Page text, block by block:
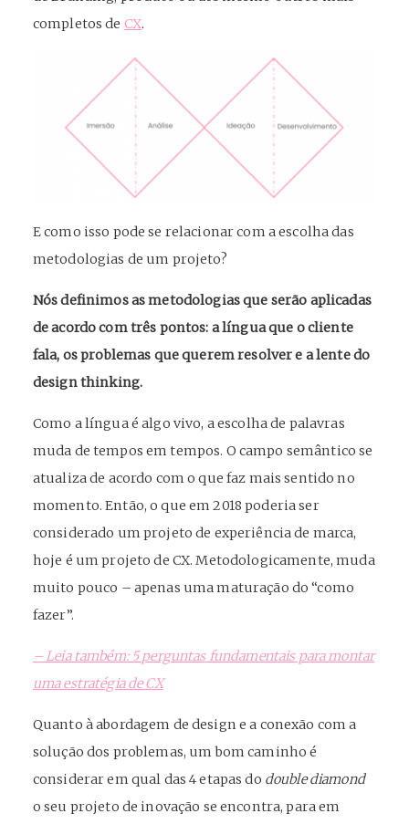
completos de CX.
E como isso pode se relacionar com a escolha das
metodologias de um projeto?
Nós definimos as metodologias que serão aplicadas
de acordo com três pontos: a língua que o cliente
fala, os problemas que querem resolver e a lente do
design thinking.
Como a língua é algo vivo, a escolha de palavras
muda de tempos em tempos. O campo semântico se
atualiza de acordo com o que faz mais sentido no
momento. Então, o que em 2018 poderia ser
considerado um projeto de experiência de marca,
hoje é um projeto de CX. Metodologicamente, muda
muito pouco – apenas uma maturação do “como
fazer”.
– Leia também: 5 perguntas fundamentais para montar
uma estratégia de CX
Quanto à abordagem de design e a conexão com a
solução dos problemas, um bom caminho é
considerar em qual das 4 etapas do double diamond
o seu projeto de inovação se encontra, para em